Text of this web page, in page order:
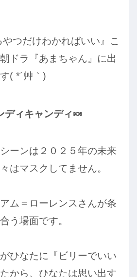
つだけわかればいい』こ
ドラ『あまちゃん』に出
( *´艸｀)
ディキャンディ🍬
ーンは２０２５年の未来
はマスクしてません。
ム＝ローレンスさんが条
う場面です。
ひなたに『ビリーでいい
から、ひなたは思い出す